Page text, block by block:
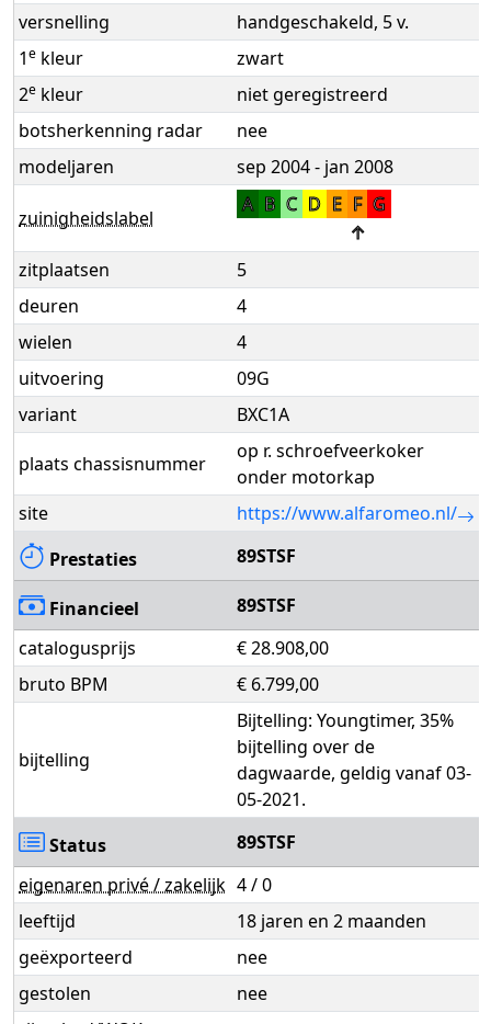
versnelling
handgeschakeld, 5 v.
1e kleur
zwart
2e kleur
niet geregistreerd
botsherkenning radar
nee
modeljaren
sep 2004 - jan 2008
zuinigheidslabel
A B C D E F G
↑
zitplaatsen
5
deuren
4
wielen
4
uitvoering
09G
variant
BXC1A
plaats chassisnummer
op r. schroefveerkoker
onder motorkap
site
https://www.alfaromeo.nl/
Prestaties
89STSF
Financieel
89STSF
catalogusprijs
€ 28.908,00
bruto BPM
€ 6.799,00
bijtelling
Bijtelling: Youngtimer, 35%
bijtelling over de
dagwaarde, geldig vanaf 03-
05-2021.
Status
89STSF
eigenaren privé / zakelijk 4 / 0
leeftijd
18 jaren en 2 maanden
geëxporteerd
nee
gestolen
nee